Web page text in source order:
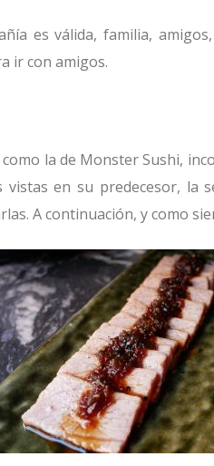
es válida, familia,
ir con amigos.
la de Monster Sushi,
en su predecesor, la
A continuación, y como